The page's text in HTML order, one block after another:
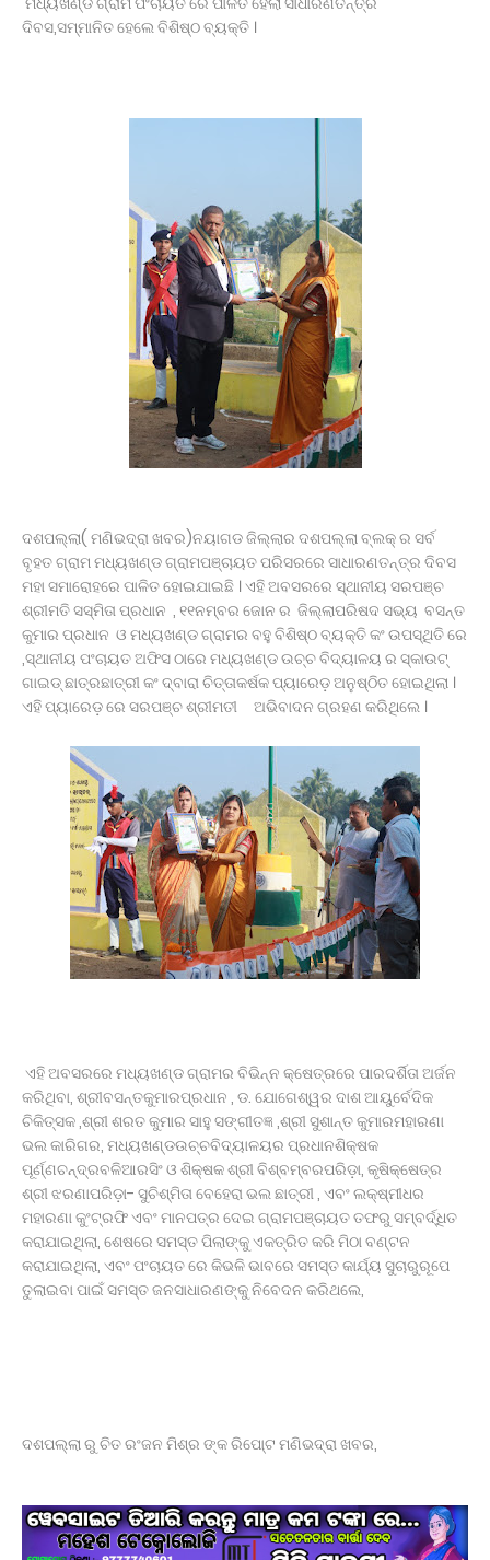
ବାଇକରୁ ଖସିପଡି ମହିଳା ମୃତ, ହତ୍ୟା ଅଭିଯୋଗ ଆଣିଲେ
ପରିବାରବର୍ଗ
ବିଜେପି କର୍ମୀଙ୍କୁ ହତ୍ୟା; ୨ଅଟକ ।
ଯାନ ରାସ୍ତାକୁ ଆସିବା ସହଜ ହେବନାହିଁ ।
ଆବାସିକ ବିଦ୍ୟାଳୟରେ ହିଂସା! ନଡ଼ିଆ ବାହୁଙ୍ଗା ରେ 20ରୁ
ଉର୍ଦ୍ଧ ଛାତ୍ରଙ୍କୁ ମାଡ, ବିଭାଗୀୟ ତଦନ୍ତ ଆରମ୍ଭ l
ମାଲା ବିଜୟ ପ୍ରସାଦଙ୍କ ଘରେ ED
ସଦର ବ୍ଲକ କାର୍ଯ୍ୟାଳୟଠାରେ ପଞ୍ଚାୟତ ନିର୍ବାହୀ
ଅଧିକାରୀଙ୍କ ଉପରେ ହୋଇଥିବା ଦୁର୍ବ୍ୟବହାର
ପ୍ରତିବାଦରେ ଗଣ ଧାରଣା।
ଅନୁପ୍ରବେଶକାରୀ ମାନଙ୍କ କଫିନ୍‌ରେ ଶେଷ କଣ୍ଟା
ଦିବସ,ସମ୍ମାନିତ ହେଲେ ବିଶିଷ୍ଠ ବ୍ୟକ୍ତି ।
ଦଶପଲ୍ଲା( ମଣିଭଦ୍ରା ଖବର)ନୟାଗଡ ଜିଲ୍ଲାର ଦଶପଲ୍ଲା ବ୍ଲକ୍ ର ସର୍ବ
ବୃହତ ଗ୍ରାମ ମଧ୍ୟଖଣ୍ଡ ଗ୍ରାମପଞ୍ଚାୟତ ପରିସରରେ ସାଧାରଣତନ୍ତ୍ର ଦିବସ
ମହା ସମାରୋହରେ ପାଳିତ ହୋଇଯାଇଛି । ଏହି ଅବସରରେ ସ୍ଥାନୀୟ ସରପଞ୍ଚ
ଶ୍ରୀମତି ସସ୍ମିତା ପ୍ରଧାନ , ୧୧ନମ୍ବର ଜୋନ ର ଜିଲ୍ଲାପରିଷଦ ସଭ୍ୟ ବସନ୍ତ
କୁମାର ପ୍ରଧାନ ଓ ମଧ୍ୟଖଣ୍ଡ ଗ୍ରାମର ବହୁ ବିଶିଷ୍ଠ ବ୍ୟକ୍ତି କଂ ଉପସ୍ଥିତି ରେ
,ସ୍ଥାନୀୟ ପଂଚାୟତ ଅଫିସ ଠାରେ ମଧ୍ୟଖଣ୍ଡ ଉଚ୍ଚ ବିଦ୍ୟାଳୟ ର ସ୍କାଉଟ୍
ଗାଇଡ୍ ଛାତ୍ରଛାତ୍ରୀ କଂ ଦ୍ବାରା ଚିତ୍ତାକର୍ଷକ ପ୍ୟାରେଡ଼ ଅନୁଷ୍ଠିତ ହୋଇଥିଲା ।
ଏହି ପ୍ୟାରେଡ଼ ରେ ସରପଞ୍ଚ ଶ୍ରୀମତୀ ଅଭିବାଦନ ଗ୍ରହଣ କରିଥିଲେ ।
ଏହି ଅବସରରେ ମଧ୍ୟଖଣ୍ଡ ଗ୍ରାମର ବିଭିନ୍ନ କ୍ଷେତ୍ରରେ ପାରଦର୍ଶିତା ଅର୍ଜନ
କରିଥିବା, ଶ୍ରୀବସନ୍ତକୁମାରପ୍ରଧାନ , ଡ. ଯୋଗେଶ୍ୱର ଦାଶ ଆୟୁର୍ବେଦିକ
ଚିକିତ୍ସକ ,ଶ୍ରୀ ଶରତ କୁମାର ସାହୁ ସଙ୍ଗୀତଜ୍ଞ ,ଶ୍ରୀ ସୁଶାନ୍ତ କୁମାରମହାରଣା
ଭଲ କାରିଗର, ମଧ୍ୟଖଣ୍ଡଉଚ୍ଚବିଦ୍ୟାଳୟର ପ୍ରଧାନଶିକ୍ଷକ
ପୂର୍ଣ୍ଣଚନ୍ଦ୍ରବଳିଆରସିଂ ଓ ଶିକ୍ଷକ ଶ୍ରୀ ବିଶ୍ବମ୍ବରପରିଡ଼ା, କୃଷିକ୍ଷେତ୍ର
ଶ୍ରୀ ଝରଣାପରିଡ଼ା- ସୁଚିଶ୍ମିତା ବେହେରା ଭଲ ଛାତ୍ରୀ , ଏବଂ ଲକ୍ଷ୍ମୀଧର
ମହାରଣା କୁଂଟ୍ରଫି ଏବଂ ମାନପତ୍ର ଦେଇ ଗ୍ରାମପଞ୍ଚାୟତ ତଫରୁ ସମ୍ବର୍ଦ୍ଧିତ
କରାଯାଇଥିଲା, ଶେଷରେ ସମସ୍ତ ପିଲାଙ୍କୁ ଏକତ୍ରିତ କରି ମିଠା ବଣ୍ଟନ
କରାଯାଇଥିଲା, ଏବଂ ପଂଚାୟତ ରେ କିଭଳି ଭାବରେ ସମସ୍ତ କାର୍ଯ୍ୟ ସୁଚାରୁରୂପେ
ତୁଲାଇବା ପାଇଁ ସମସ୍ତ ଜନସାଧାରଣଙ୍କୁ ନିବେଦନ କରିଥଲେ,
ଦଶପଲ୍ଲା ରୁ ଚିତ ରଂଜନ ମିଶ୍ର ଙ୍କ ରିପୋ୍ଟ ମଣିଭଦ୍ରା ଖବର,